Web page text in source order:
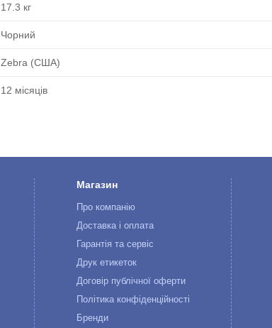
17.3 кг
Чорний
Zebra (США)
12 місяців
Магазин
Про компанію
Доставка і оплата
Гарантія та сервіс
Друк етикеток
Договір публічної оферти
Політика конфіденційності
Бренди